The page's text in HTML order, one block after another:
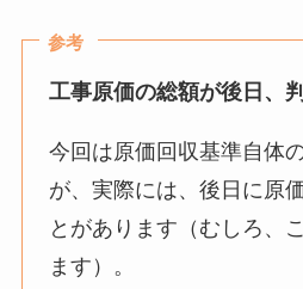
参考
工事原価の総額が後日、
今回は原価回収基準自体
が、実際には、後日に原
とがあります（むしろ、
ます）。